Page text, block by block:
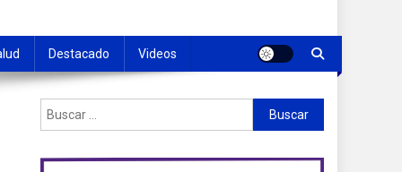
Destacado Videos
Buscar: